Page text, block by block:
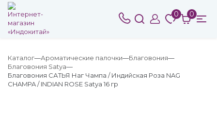
0 0
Каталог Ароматические палочки
Благовония
Благовония Satya
Благовония САТЬЯ Наг Чампа / Индийская Роза NAG
CHAMPA / INDIAN ROSE Satya 16 гр